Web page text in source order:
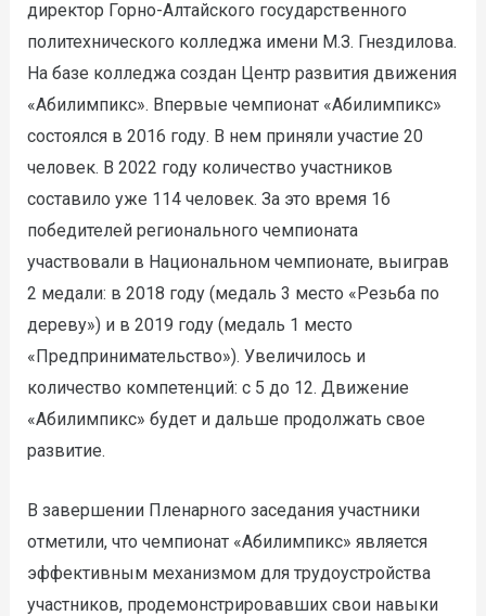
директор Горно-Алтайского государственного
политехнического колледжа имени М.З. Гнездилова.
На базе колледжа создан Центр развития движения
«Абилимпикс». Впервые чемпионат «Абилимпикс»
состоялся в 2016 году. В нем приняли участие 20
человек. В 2022 году количество участников
составило уже 114 человек. За это время 16
победителей регионального чемпионата
участвовали в Национальном чемпионате, выиграв
2 медали: в 2018 году (медаль 3 место «Резьба по
дереву») и в 2019 году (медаль 1 место
«Предпринимательство»). Увеличилось и
количество компетенций: с 5 до 12. Движение
«Абилимпикс» будет и дальше продолжать свое
развитие.
В завершении Пленарного заседания участники
отметили, что чемпионат «Абилимпикс» является
эффективным механизмом для трудоустройства
участников, продемонстрировавших свои навыки